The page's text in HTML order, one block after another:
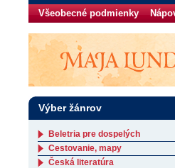
Všeobecné podmienky
Výber žánrov
Beletria pre dospelých
Cestovanie, mapy
Česká literatúra